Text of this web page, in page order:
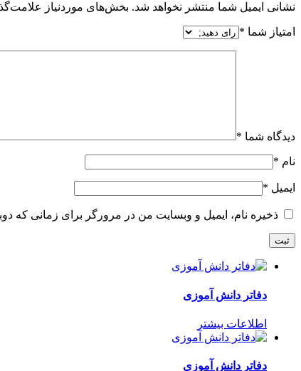
نشانی ایمیل شما منتشر نخواهد شد. بخش‌های موردنیاز
امتیاز شما *
دیدگاه شما *
نام *
ایمیل *
ذخیره نام، ایمیل و وبسایت من در مرورگر برای زمانی که
دفاتر دانش آموزی
اطلاعات بیشتر
دفاتر دانش آموزی